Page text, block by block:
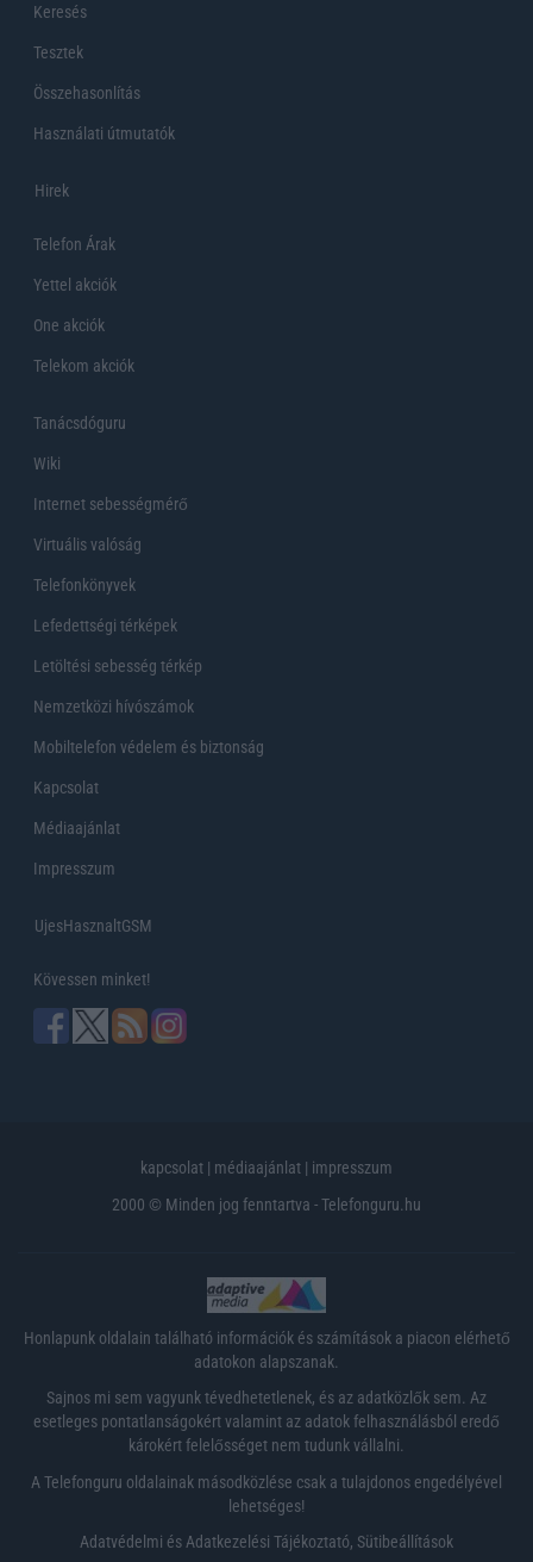
Keresés
Tesztek
Összehasonlítás
Használati útmutatók
Hirek
Telefon Árak
Yettel akciók
One akciók
Telekom akciók
Tanácsdóguru
Wiki
Internet sebességmérő
Virtuális valóság
Telefonkönyvek
Lefedettségi térképek
Letöltési sebesség térkép
Nemzetközi hívószámok
Mobiltelefon védelem és biztonság
Kapcsolat
Médiaajánlat
Impresszum
UjesHasznaltGSM
Kövessen minket!
kapcsolat | médiaajánlat | impresszum
2000 © Minden jog fenntartva - Telefonguru.hu
Honlapunk oldalain található információk és számítások a piacon elérhető
adatokon alapszanak.
Sajnos mi sem vagyunk tévedhetetlenek, és az adatközlők sem. Az
esetleges pontatlanságokért valamint az adatok felhasználásból eredő
károkért felelősséget nem tudunk vállalni.
A Telefonguru oldalainak másodközlése csak a tulajdonos engedélyével
lehetséges!
Adatvédelmi és Adatkezelési Tájékoztató, Sütibeállítások